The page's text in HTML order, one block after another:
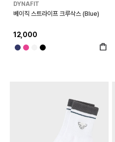
DYNAFIT
베이직 스트라이프 크루삭스 (Blue)
12,000